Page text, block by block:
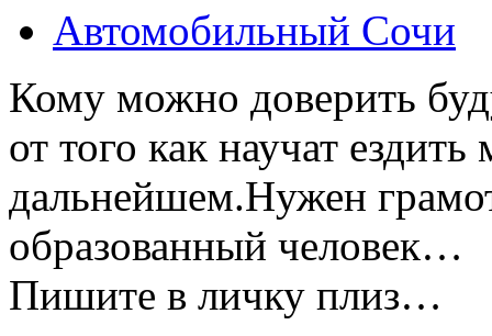
Автомобильный Сочи
Кому можно доверить
от того как научат ездить
дальнейшем.Нужен
образованный человек…
Пишите в личку плиз…